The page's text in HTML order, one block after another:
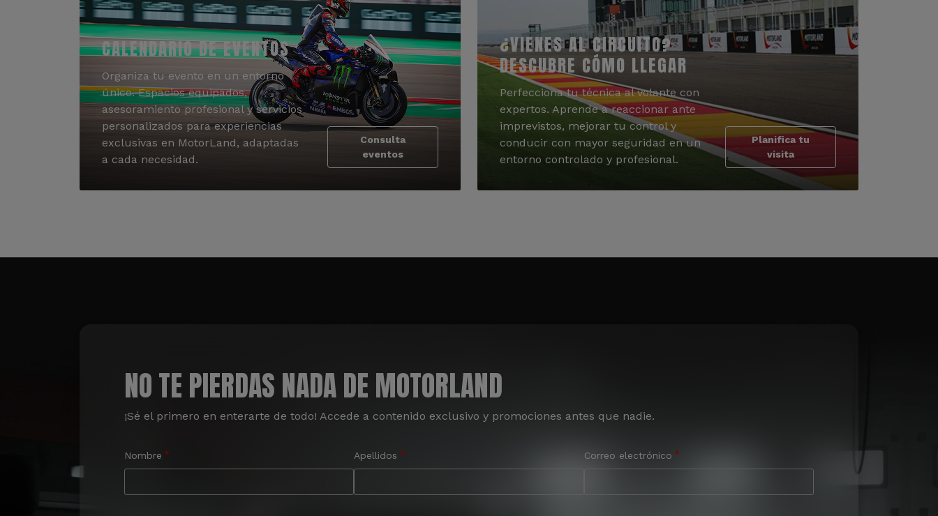
CALENDARIO DE EVENTOS
Organiza tu evento en un entorno
único. Espacios equipados,
asesoramiento profesional y servicios
personalizados para experiencias
exclusivas en MotorLand, adaptadas
a cada necesidad.
Consulta
eventos
¿VIENES AL CIRCUITO?
DESCUBRE CÓMO LLEGAR
Perfecciona tu técnica al volante con
expertos. Aprende a reaccionar ante
imprevistos, mejorar tu control y
conducir con mayor seguridad en un
entorno controlado y profesional.
Planifica tu
visita
NO TE PIERDAS NADA DE MOTORLAND
¡Sé el primero en enterarte de todo! Accede a contenido exclusivo y promociones antes que nadie.
Nombre Apellidos Correo electrónico